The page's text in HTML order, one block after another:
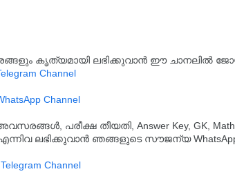
കൃത്യമായി ലഭിക്കുവാൻ ഈ ചാനലിൽ
Channel
Channel
പരീക്ഷ തീയതി, Answer Key, GK, Maths,
ലഭിക്കുവാൻ ഞങ്ങളുടെ സൗജന്യ